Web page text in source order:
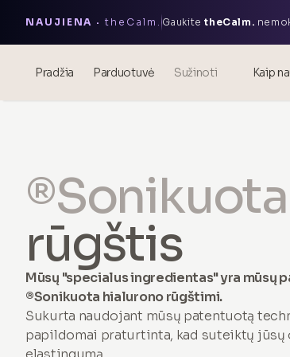
NAUJIENA ·theCalm. GaukitetheCalm.
Pradžia Parduotuvė Sužinoti
® Sonikuota
Mezoterapija –
Dažniausiai
klausimai
Kaip
®Sonikuota
rūgštis
Mūsų "specialus ingredientas" yra
®Sonikuota hialurono rūgštimi.
Sukurta naudojant mūsų patentuotą
papildomai praturtinta, kad suteiktų